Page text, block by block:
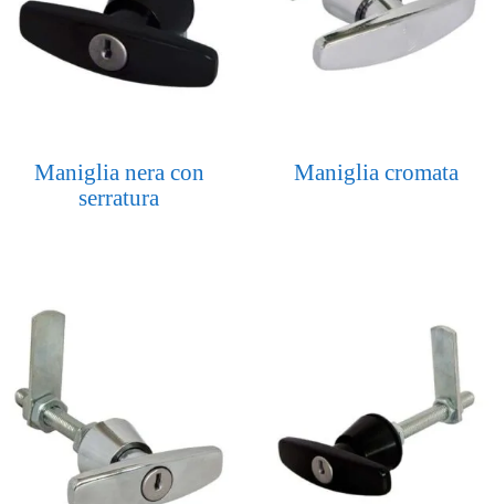
Maniglia nera con
serratura
Maniglia cromata